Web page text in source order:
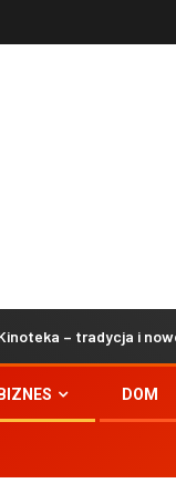
tradycja i
BIZNES DOM